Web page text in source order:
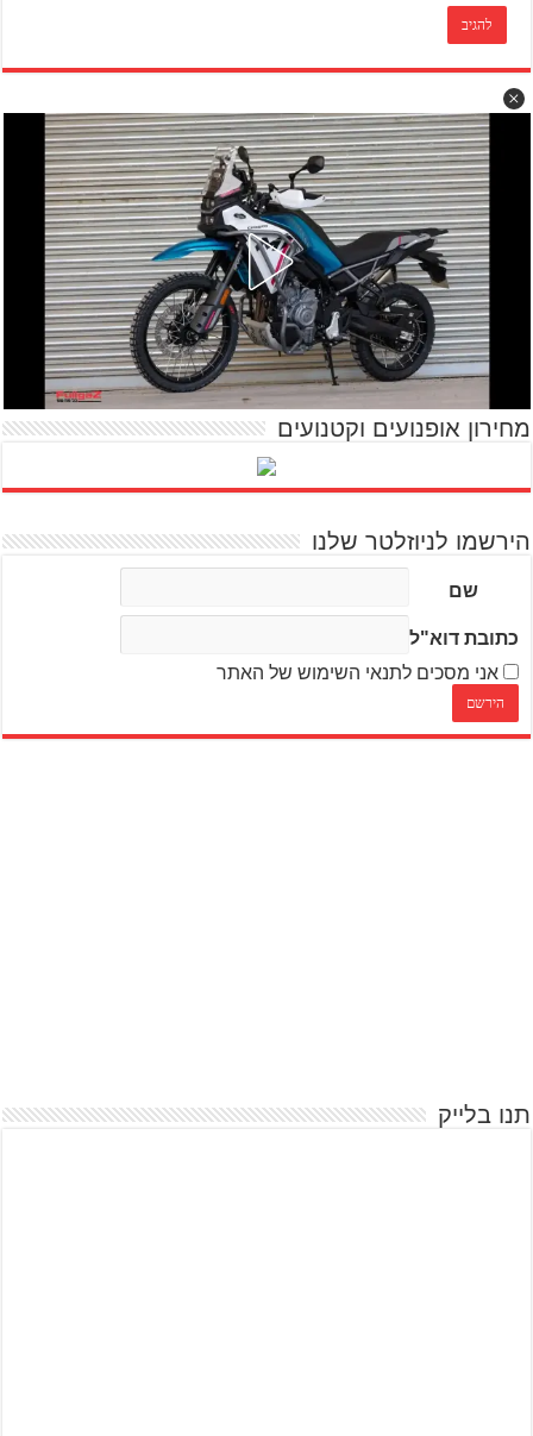
מחירון אופנועים וקטנועים
הירשמו לניוזלטר שלנו
שם
כתובת דוא"ל
אני מסכים לתנאי השימוש של האתר
תנו בלייק